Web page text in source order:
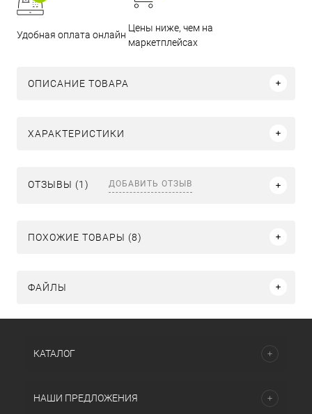
Удобная оплата онлайн
Цены ниже, чем на
маркетплейсах
ОПИСАНИЕ ТОВАРА
ХАРАКТЕРИСТИКИ
ОТЗЫВЫ (1) ДОБАВИТЬ ОТЗЫВ
ПОХОЖИЕ ТОВАРЫ (8)
ФАЙЛЫ
КАТАЛОГ
НАШИ ПРЕДЛОЖЕНИЯ